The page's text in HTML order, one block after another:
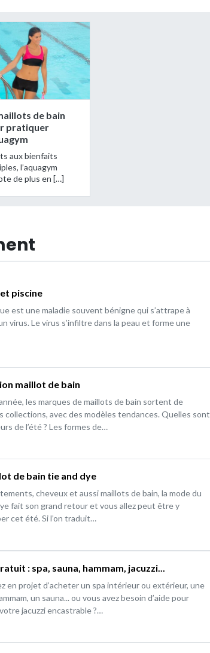
de bain
pratiquer
aux bienfaits
l’aquagym
de plus en […]
piscine
est une maladie souvent bénigne qui s’attrape à
virus. Le virus s’infiltre dans la peau et forme une
maillot de bain
les marques de maillots de bain sortent de
collections, avec des modèles tendances. Quelles sont
de l’été ? Les formes de…
de bain tie and dye
cheveux et aussi maillots de bain, la mode du
fait son grand retour et vous allez peut être y
cet été. Si l’on traduit…
: spa, sauna, hammam, jacuzzi...
en projet d’acheter un spa intérieur ou extérieur, une
un sauna... ou vous avez besoin d’aide pour
jacuzzi encastrable ?…